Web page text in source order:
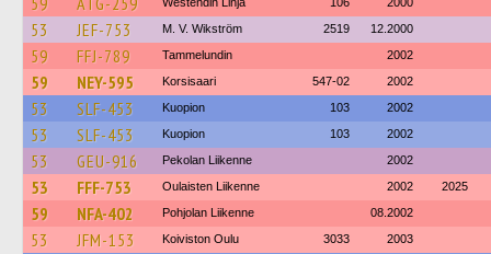
53 JEF-753 M. V. Wikström 2519 12.2000
59 FFJ-789 Tammelundin 2002
59 NEY-595 Korsisaari 547-02 2002
53 SLF-453 Kuopion 103 2002
53 SLF-453 Kuopion 103 2002
53 GEU-916 Pekolan Liikenne 2002
53 FFF-753 Oulaisten Liikenne 2002 2025
59 NFA-402 Pohjolan Liikenne 08.2002
53 JFM-153 Koiviston Oulu 3033 2003